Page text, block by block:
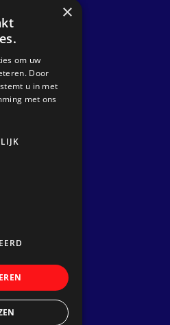
a quote
to
Designer
Projects
us
×
om uw
Door
u in met
met ons